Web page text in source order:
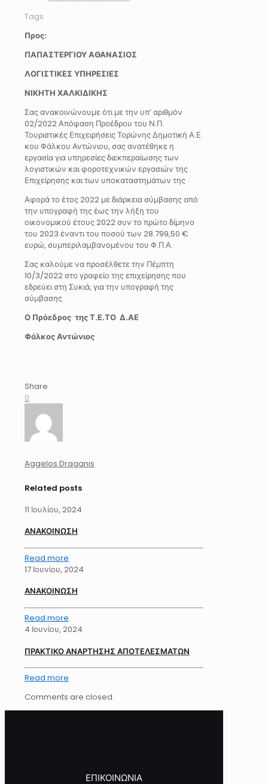
Tags
Προς:
ΠΑΠΑΣΤΕΡΓΙΟΥ ΑΘΑΝΑΣΙΟΣ
ΛΟΓΙΣΤΙΚΕΣ ΥΠΗΡΕΣΙΕΣ
ΝΙΚΗΤΗ ΧΑΛΚΙΔΙΚΗΣ
Σας ανακοινώνουμε ότι με την υπ’ αριθμόν
02/2022 Απόφαση Προέδρου του Ν.Π.
Τουριστικές Επιχειρήσεις Τορώνης Δημοτική Α.Ε.
κου Φάλκου Αντώνιου, σας ανατέθηκε η
εργασία για υπηρεσίες διεκπεραίωσης των
λογιστικών και φοροτεχνικών εργασιών της
Επιχείρησης και των υποκαταστημάτων της
Αφορά το έτος 2022 με διάρκεια σύμβασης από
την υπογραφή της έως την λήξη του
οικονομικού έτους 2022 συν το πρώτο δίμηνο
του 2023 έναντι του ποσού των 28.799,50 €
ευρώ, συμπεριλαμβανομένου του Φ.Π.Α.
Σας καλούμε να προσέλθετε την Πέμπτη
10/3/2022 στο γραφείο της επιχείρησης που
εδρεύει στη Συκιά, για την υπογραφή της
σύμβασης.
Ο Πρόεδρος της Τ.Ε.ΤΟ Δ.ΑΕ
Φάλκος Αντώνιος
Share
0
Aggelos Draganis
Related posts
11 Ιουλίου, 2024
ΑΝΑΚΟΙΝΩΣΗ
Read more
17 Ιουνίου, 2024
ΑΝΑΚΟΙΝΩΣΗ
Read more
4 Ιουνίου, 2024
ΠΡΑΚΤΙΚΟ ΑΝΑΡΤΗΣΗΣ ΑΠΟΤΕΛΕΣΜΑΤΩΝ
Read more
Comments are closed.
ΕΠΙΚΟΙΝΩΝΙΑ